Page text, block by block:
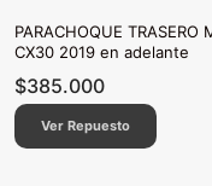
PARACHOQUE TRASERO
CX30 2019 en adelante
$385.000
Ver Repuesto